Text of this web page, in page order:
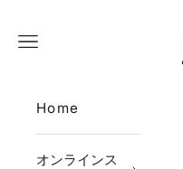
メニュー
Home
オンラインス